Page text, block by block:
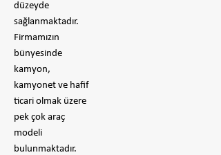
düzeyde
sağlanmaktadır.
Firmamızın
bünyesinde
kamyon,
kamyonet ve hafif
ticari olmak üzere
pek çok araç
modeli
bulunmaktadır.